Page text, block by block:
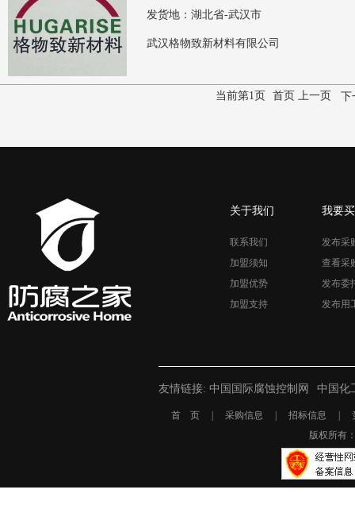
发货地：湖北省-武汉市
武汉格物致新材料有限公司
当前第1页 首页 上一页 下
关于我们
联系我们
加盟须知
加盟优势
加盟支持
我要
发布采
查看采
发布委
发布用
友情链接: 中国国际腐蚀控制网 中国化
首 页 | 采购信息 | 招标信息 |
版权所有